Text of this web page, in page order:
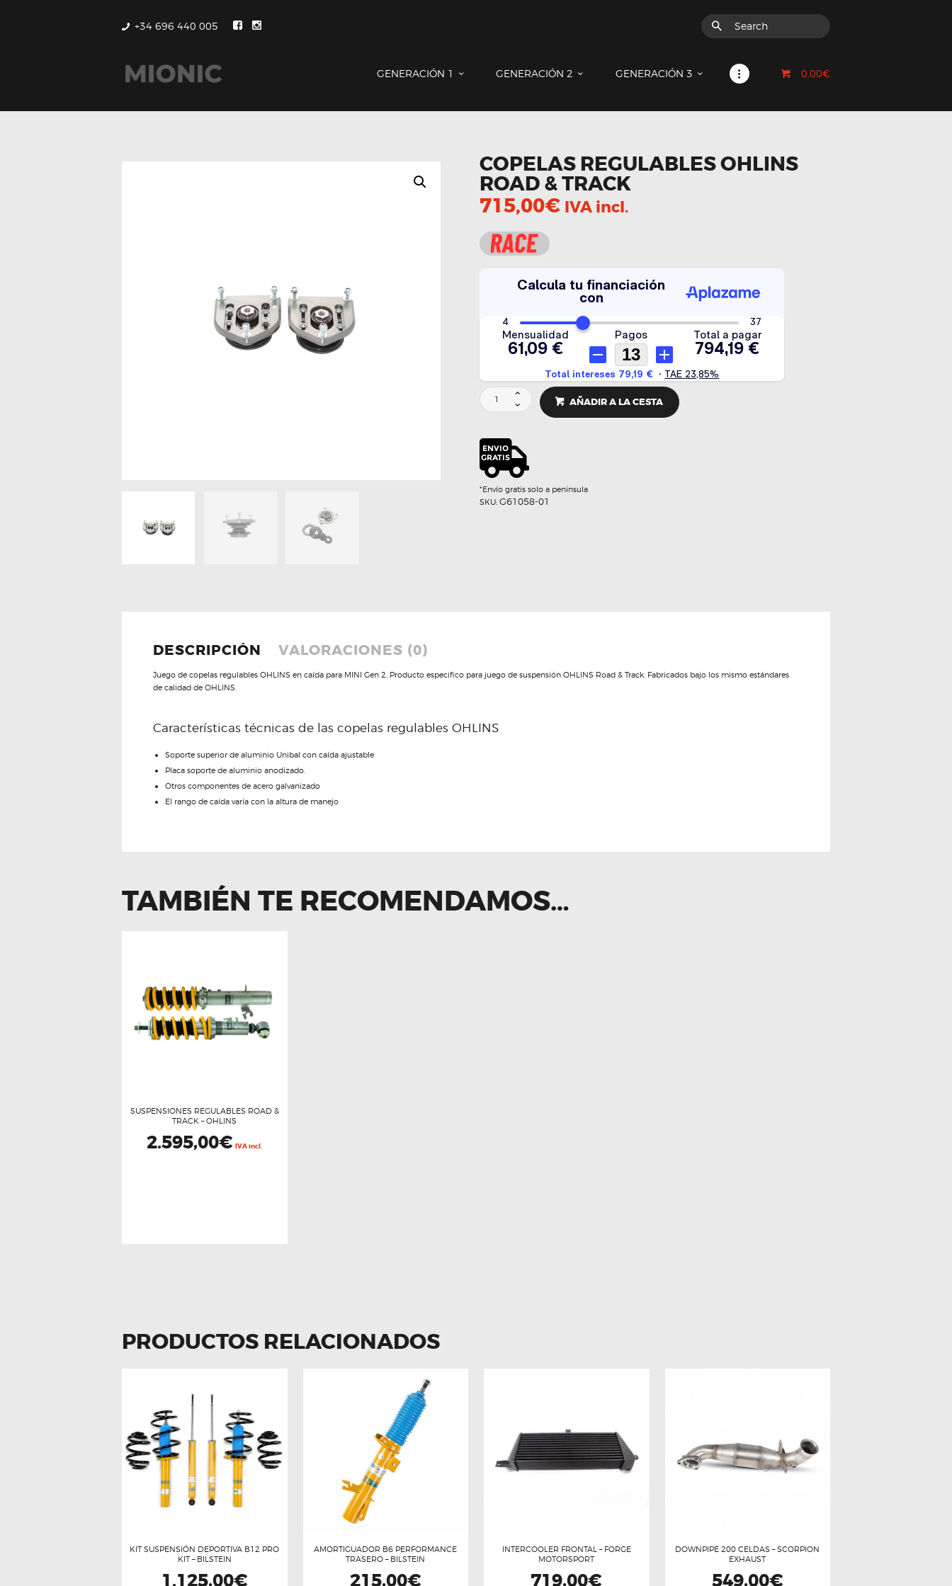
+34 696 440 005
GENERACIÓN 1 GENERACIÓN 2 GENERACIÓN 3 0,00€
COUNTRYMAN & PACEMAN
COPELAS REGULABLES OHLINS
ROAD & TRACK
715,00€ IVA incl.
regulables
&
Track
cantidad
AÑADIR A LA CESTA
*Envío gratis solo a peninsula
SKU: G61058-01
DESCRIPCIÓN VALORACIONES (0)
Juego de copelas regulables OHLINS en caída para MINI Gen 2. Producto especifico para juego de suspensión OHLINS Road & Track. Fabricados bajo los mismo estándares
de calidad de OHLINS.
Características técnicas de las copelas regulables OHLINS
Soporte superior de aluminio Unibal con caída ajustable
Placa soporte de aluminio anodizado.
Otros componentes de acero galvanizado
El rango de caída varía con la altura de manejo
TAMBIÉN TE RECOMENDAMOS…
SUSPENSIONES REGULABLES ROAD &
TRACK – OHLINS
2.595,00€ IVA incl.
PRODUCTOS RELACIONADOS
KIT SUSPENSIÓN DEPORTIVA B12 PRO
KIT – BILSTEIN
1.125,00€
AMORTIGUADOR B6 PERFORMANCE
TRASERO – BILSTEIN
215,00€
INTERCOOLER FRONTAL – FORGE
MOTORSPORT
719,00€
DOWNPIPE 200 CELDAS – SCORPION
EXHAUST
549,00€